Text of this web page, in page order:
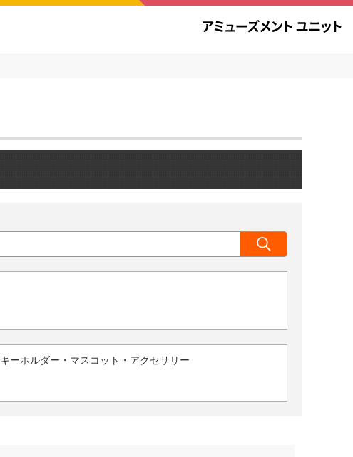
キーホルダー・マスコット・アクセサリー